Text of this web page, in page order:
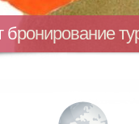
бронирование